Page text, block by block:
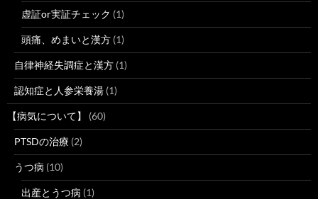
虚証or実証チェック (1)
頭痛、めまいと漢方 (1)
自律神経失調症と漢方 (1)
認知症と人参栄養湯 (1)
【病気について】 (60)
PTSDの治療 (2)
うつ病 (10)
出産とうつ病 (1)